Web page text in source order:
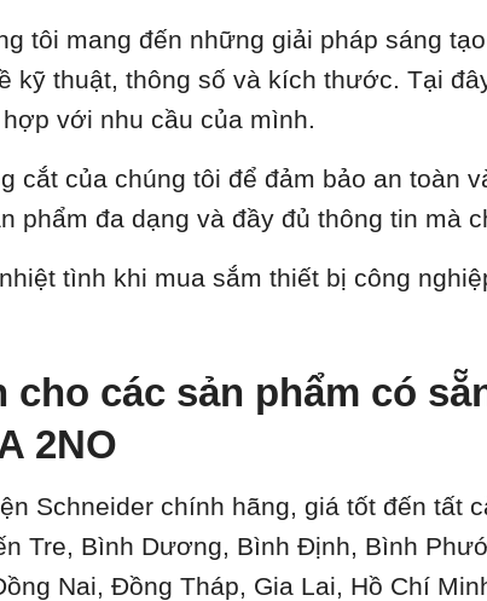
tôi mang đến những giải pháp sáng
kỹ thuật, thông số và kích thước. Tại
với nhu cầu của mình.
cắt của chúng tôi để đảm bảo an toàn
phẩm đa dạng và đầy đủ thông tin mà
tình khi mua sắm thiết bị công
cho các sản phẩm có
2NO
Schneider chính hãng, giá tốt đến tất
Tre, Bình Dương, Bình Định, Bình
Nai, Đồng Tháp, Gia Lai, Hồ Chí